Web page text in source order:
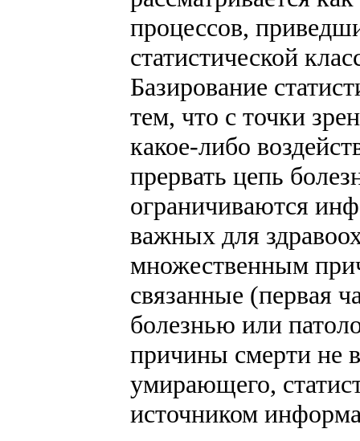
процессов,
статистической
Базирование
тем, что с точки
какое-либо
прервать цепь
ограничиваются
важных для
множественным
связанные (первая
болезнью или
причины смерти не
умирающего,
источником